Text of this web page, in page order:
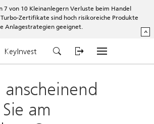
7 von 10 Kleinanlegern Verluste beim Handel
Zertifikate sind hoch risikoreiche Produkte
Anlagestrategien geeignet.
^
KeyInvest
anscheinend
am